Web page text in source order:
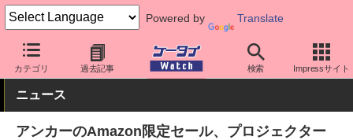
Powered by Translate
カテゴリ 過去記事 検索 Impressサイト
ケータイ Watch 周辺機器/アクセサリー 充電器
ニュース
アンカーのAmazon限定セール、プロジェクター